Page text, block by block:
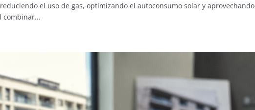
el uso de gas, optimizando el autoconsumo solar y aprovechando
combinar...